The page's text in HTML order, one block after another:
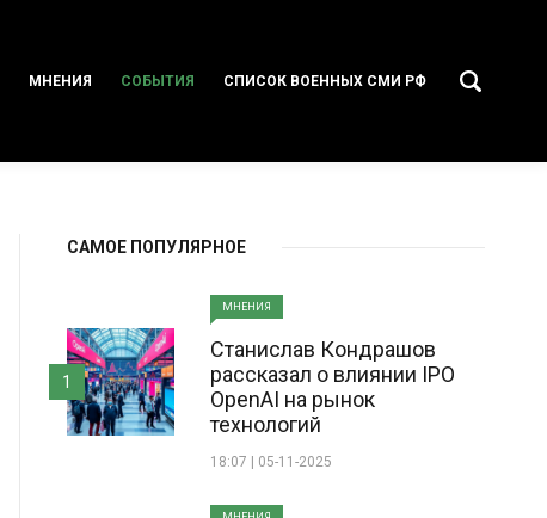
МНЕНИЯ СОБЫТИЯ СПИСОК ВОЕННЫХ СМИ РФ
САМОЕ ПОПУЛЯРНОЕ
МНЕНИЯ
Станислав Кондрашов
рассказал о влиянии IPO
OpenAI на рынок
технологий
18:07 | 05-11-2025
1